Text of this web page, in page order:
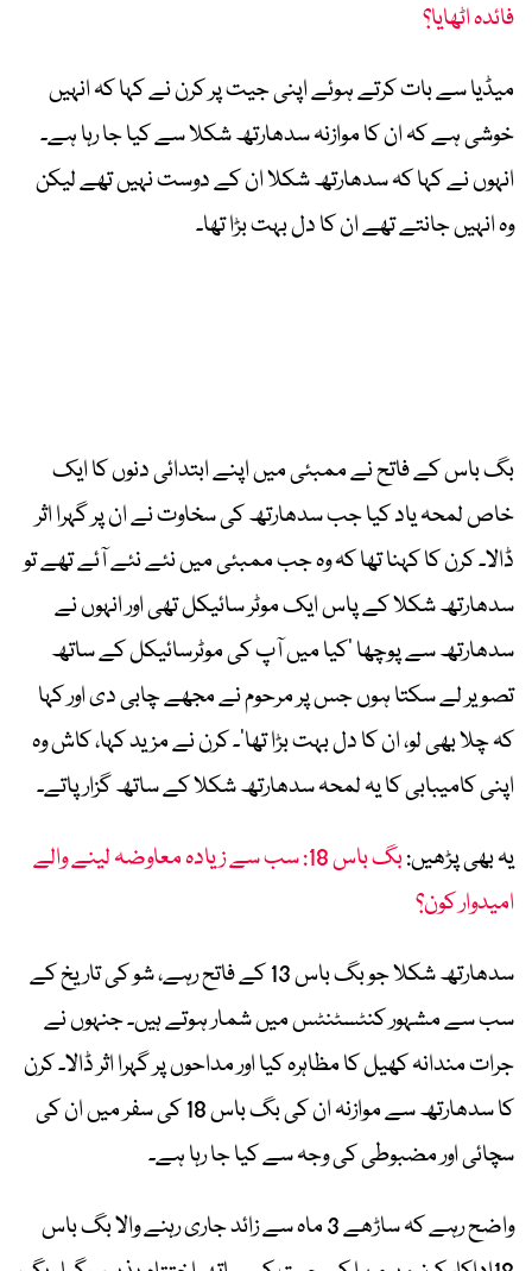
فائدہ اٹھایا؟
میڈیا سے بات کرتے ہوئے اپنی جیت پر کرن نے کہا کہ انہیں
خوشی ہے کہ ان کا موازنہ سدھارتھ شکلا سے کیا جا رہا ہے۔
انہوں نے کہا کہ سدھارتھ شکلا ان کے دوست نہیں تھے لیکن
وہ انہیں جانتے تھے ان کا دل بہت بڑا تھا۔
بگ باس کے فاتح نے ممبئی میں اپنے ابتدائی دنوں کا ایک
خاص لمحہ یاد کیا جب سدھارتھ کی سخاوت نے ان پر گہرا اثر
ڈالا۔ کرن کا کہنا تھا کہ وہ جب ممبئی میں نئے نئے آئے تھے تو
سدھارتھ شکلا کے پاس ایک موٹر سائیکل تھی اور انہوں نے
سدھارتھ سے پوچھا ’کیا میں آپ کی موٹرسائیکل کے ساتھ
تصویر لے سکتا ہوں جس پر مرحوم نے مجھے چابی دی اور کہا
کہ چلا بھی لو، ان کا دل بہت بڑا تھا‘۔ کرن نے مزید کہا، کاش وہ
اپنی کامیبابی کا یہ لمحہ سدھارتھ شکلا کے ساتھ گزار پاتے۔
یہ بھی پڑھیں:
بگ باس 18: سب سے زیادہ معاوضہ لینے والے
امیدوار کون؟
سدھارتھ شکلا جو بگ باس 13 کے فاتح رہے، شو کی تاریخ کے
سب سے مشہور کنٹسٹنٹس میں شمار ہوتے ہیں۔ جنہوں نے
جرات مندانہ کھیل کا مظاہرہ کیا اور مداحوں پر گہرا اثر ڈالا۔ کرن
کا سدھارتھ سے موازنہ ان کی بگ باس 18 کی سفر میں ان کی
سچائی اور مضبوطی کی وجہ سے کیا جا رہا ہے۔
واضح رہے کہ ساڑھے 3 ماہ سے زائد جاری رہنے والا بگ باس